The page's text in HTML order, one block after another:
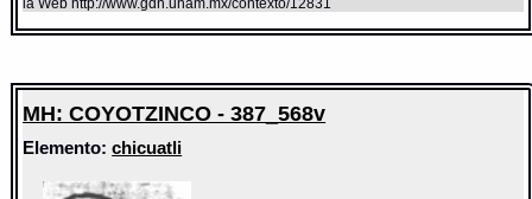
MH: COYOTZINCO - 387_568v
Elemento:chicuatli